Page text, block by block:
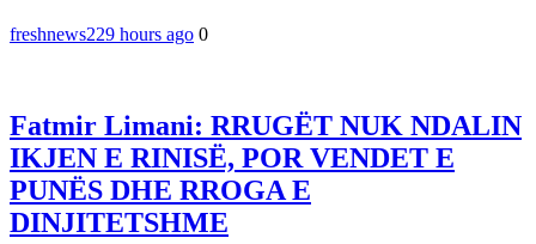
freshnews229 hours ago 0
Fatmir Limani: RRUGËT NUK NDALIN
IKJEN E RINISË, POR VENDET E
PUNËS DHE RROGA E
DINJITETSHME